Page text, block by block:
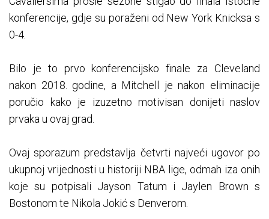
konferencije, gdje su poraženi od New York Knicksa s
0-4.
Bilo je to prvo konferencijsko finale za Cleveland
nakon 2018. godine, a Mitchell je nakon eliminacije
poručio kako je izuzetno motivisan donijeti naslov
prvaka u ovaj grad.
Ovaj sporazum predstavlja četvrti najveći ugovor po
ukupnoj vrijednosti u historiji NBA lige, odmah iza onih
koje su potpisali Jayson Tatum i Jaylen Brown s
Bostonom te Nikola Jokić s Denverom.